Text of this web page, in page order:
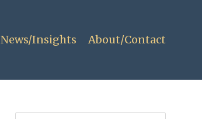
News/Insights About/Contact